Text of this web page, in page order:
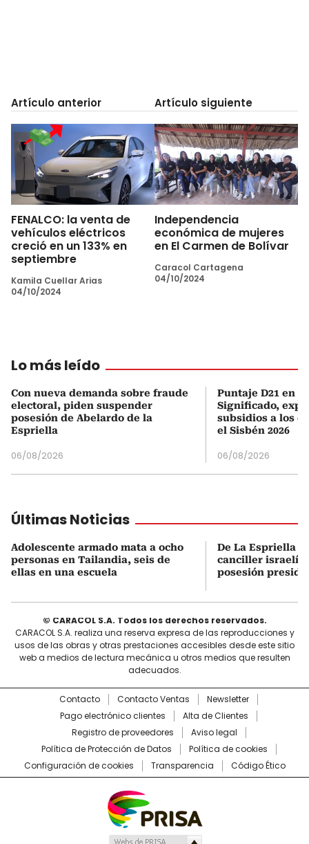
Artículo anterior
FENALCO: la venta de
vehículos eléctricos
creció en un 133% en
septiembre
Kamila Cuellar Arias
04/10/2024
Artículo siguiente
Independencia
económica de mujeres
en El Carmen de Bolívar
Caracol Cartagena
04/10/2024
Lo más leído
Con nueva demanda sobre fraude
electoral, piden suspender
posesión de Abelardo de la
Espriella
06/08/2026
Puntaje D21 en
Significado,
subsidios a los
el Sisbén 2026
06/08/2026
Últimas Noticias
Adolescente armado mata a ocho
personas en Tailandia, seis de
ellas en una escuela
De La Espriella
canciller israelí
posesión
© CARACOL S.A. Todos los derechos reservados.
CARACOL S.A. realiza una reserva expresa de las reproducciones y
usos de las obras y otras prestaciones accesibles desde este sitio
web a medios de lectura mecánica u otros medios que resulten
adecuados.
Contacto Contacto Ventas
Newsletter
Pago electrónico clientes
Alta de Clientes
Registro de proveedores
Aviso legal
Política de Protección de Datos
Política de cookies
Configuración de cookies
Transparencia Código Ético